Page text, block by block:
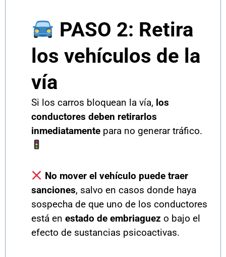
PASO 2: Retira
los vehículos de la
vía
Si los carros bloquean la vía, los
conductores deben retirarlos
inmediatamente para no generar tráfico.
No mover el vehículo puede traer
sanciones, salvo en casos donde haya
sospecha de que uno de los conductores
está en estado de embriaguez o bajo el
efecto de sustancias psicoactivas.